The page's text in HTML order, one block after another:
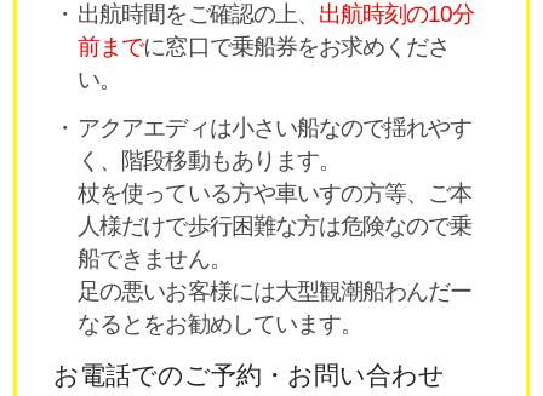
出航時間をご確認の上、 出航時刻の10分
前までに窓口で乗船券をお求めくださ
い。
アクアエディは小さい船なので揺れやす
く、階段移動もあります。
杖を使っている方や車いすの方等、ご本
人様だけで歩行困難な方は危険なので乗
船できません。
足の悪いお客様には大型観潮船わんだー
なるとをお勧めしています。
お電話でのご予約・お問い合わせ